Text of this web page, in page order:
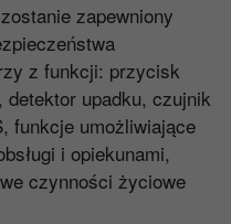
zapewniony
z funkcji: przycisk
detektor upadku, czujnik
funkcje umożliwiające
i opiekunami,
czynności życiowe